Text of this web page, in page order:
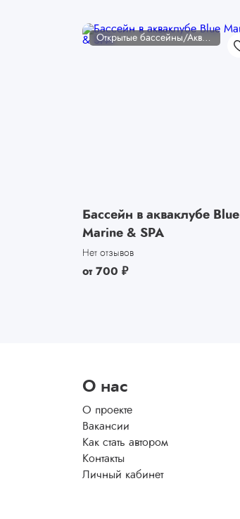
Бассейн в акваклубе Blue
Marine & SPA
Нет отзывов
от 700 ₽
О нас
О проекте
Вакансии
Как стать автором
Контакты
Личный кабинет